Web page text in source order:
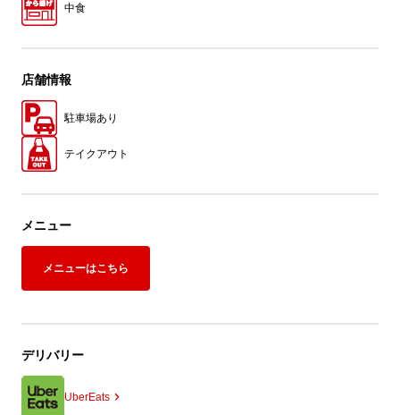
中食
店舗情報
駐車場あり
テイクアウト
メニュー
メニューはこちら
デリバリー
UberEats